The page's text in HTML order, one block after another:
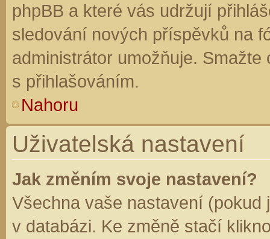
phpBB a které vás udržují
sledování nových příspěvků na
administrátor umožňuje.
s přihlašováním.
Nahoru
Uživatelská nastavení
Jak změním svoje nastavení?
Všechna vaše nastavení (pokud
v databázi. Ke změně stačí